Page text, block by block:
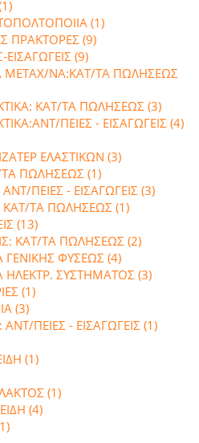
(1)
ΠΡΑΚΤΟΡΕΣ (9)
(9)
ΜΕΤΑΧ/ΝΑ:ΚΑΤ/ΤΑ ΠΩΛΗΣΕΩΣ
ΚΑΤ/ΤΑ ΠΩΛΗΣΕΩΣ (3)
ΠΕΙΕΣ - ΕΙΣΑΓΩΓΕΙΣ (4)
ΕΛΑΣΤΙΚΩΝ (3)
ΤΑ ΠΩΛΗΣΕΩΣ (1)
ΠΕΙΕΣ - ΕΙΣΑΓΩΓΕΙΣ (3)
ΚΑΤ/ΤΑ ΠΩΛΗΣΕΩΣ (1)
(13)
ΚΑΤ/ΤΑ ΠΩΛΗΣΕΩΣ (2)
ΓΕΝΙΚΗΣ ΦΥΣΕΩΣ (4)
ΗΛΕΚΤΡ. ΣΥΣΤΗΜΑΤΟΣ (3)
(1)
(3)
ΠΕΙΕΣ - ΕΙΣΑΓΩΓΕΙΣ (1)
(1)
(1)
(4)